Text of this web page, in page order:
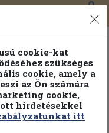
0
kötet közül
cookie-kat
szükséges
cookie, amely a
az Ön számára
cookie,
hirdetésekkel
itt